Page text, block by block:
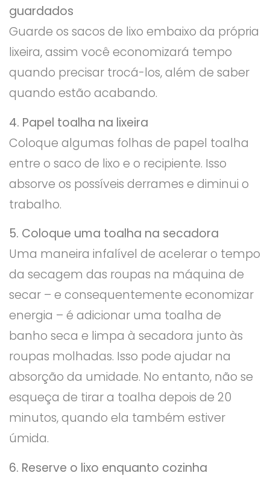
guardados
Guarde os sacos de lixo embaixo da própria
lixeira, assim você economizará tempo
quando precisar trocá-los, além de saber
quando estão acabando.
4. Papel toalha na lixeira
Coloque algumas folhas de papel toalha
entre o saco de lixo e o recipiente. Isso
absorve os possíveis derrames e diminui o
trabalho.
5. Coloque uma toalha na secadora
Uma maneira infalível de acelerar o tempo
da secagem das roupas na máquina de
secar – e consequentemente economizar
energia – é adicionar uma toalha de
banho seca e limpa à secadora junto às
roupas molhadas. Isso pode ajudar na
absorção da umidade. No entanto, não se
esqueça de tirar a toalha depois de 20
minutos, quando ela também estiver
úmida.
6. Reserve o lixo enquanto cozinha